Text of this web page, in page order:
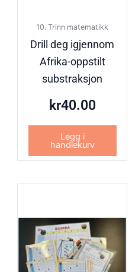
10. Trinn matematikk
Drill deg igjennom
Afrika-oppstilt
substraksjon
kr40.00
Legg i
handlekurv